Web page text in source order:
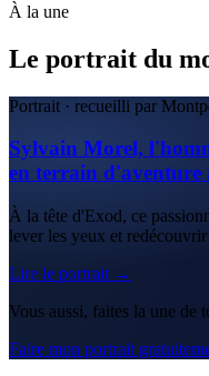
À la une
Le portrait du
Portrait · recueilli par
Sylvain Morel,
en terrain d'aventure
À la tête d'Exod, ce
lever les yeux et
Lire le portrait →
Vous aussi, faites la une de
Faire mon portrait